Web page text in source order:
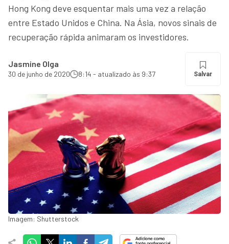
Hong Kong deve esquentar mais uma vez a relação
entre Estado Unidos e China. Na Ásia, novos sinais de
recuperação rápida animaram os investidores.
Jasmine Olga
30 de junho de 2020 8:14 - atualizado às 9:37 Salvar
Imagem: Shutterstock